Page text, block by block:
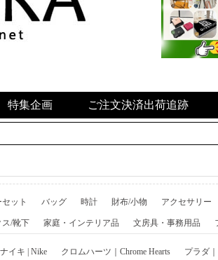
特集企画 ご注文決済出荷追跡
ット バッグ 時計 財布/小物 アクセサリー
ス/靴下 家庭・インテリア品 文房具・事務用品
ナイキ | Nike クロムハーツ｜Chrome Hearts プラダ｜